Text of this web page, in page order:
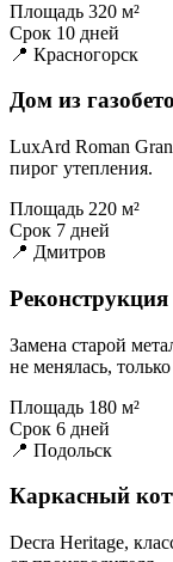
Площадь 320 м²
Срок 10 дней
📍 Красногорск
Дом из
LuxArd Roman
пирог утепления.
Площадь 220 м²
Срок 7 дней
📍 Дмитров
Замена старой
не менялась,
Площадь 180 м²
Срок 6 дней
📍 Подольск
Каркасный
Decra Heritage,